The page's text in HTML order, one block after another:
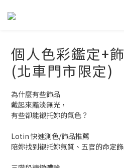
個人色彩鑑定+
(北車門市限定)
為什麼有些飾品
戴起來黯淡無光，
有些卻能襯托妳的氣色？
Lotin 快速測色/飾品推薦
陪妳找到襯托妳氣質、五官的命定